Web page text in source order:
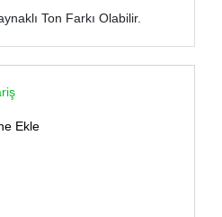
Ton Farkı Olabilir.
Ekle